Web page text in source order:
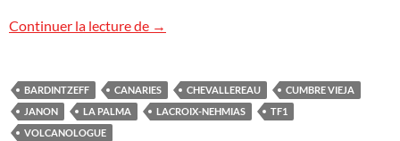
Continuer la lecture de L’éruption de La Palma : journal de TF1
→
BARDINTZEFF CANARIES CHEVALLEREAU
CUMBRE VIEJA
JANON
LA PALMA LACROIX-NEHMIAS
TF1
VOLCANOLOGUE